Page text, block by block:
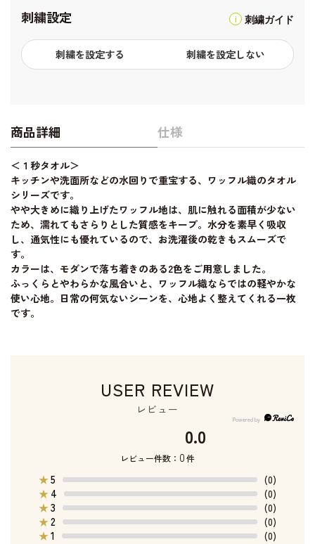
刺繍設定 刺繍ガイド
刺繍を設定する 刺繍を設定しない
商品詳細 仕様
＜１秒タオル＞
キッチンや洗面所などの水回りで重宝する、ワッフル織のタオル
シリーズです。
やや大きめに織り上げたワッフル地は、肌に触れる面積が少ない
ため、濡れてもさらりとした質感をキープ。水分を素早く吸収
し、通気性にも優れているので、お洗濯後の乾きもスムーズで
す。
カラーは、モダンで落ち着きのある2色をご用意しました。
ふっくらとやわらかな風合いと、ワッフル織ならではの軽やかな
使い心地。日常の何気ないシーンを、心地よく整えてくれる一枚
です。
USER REVIEW
レビュー
0.0
レビュー件数： 0件
★5
(0)
★ 4
(0)
★3
(0)
★2
(0)
★1
(0)